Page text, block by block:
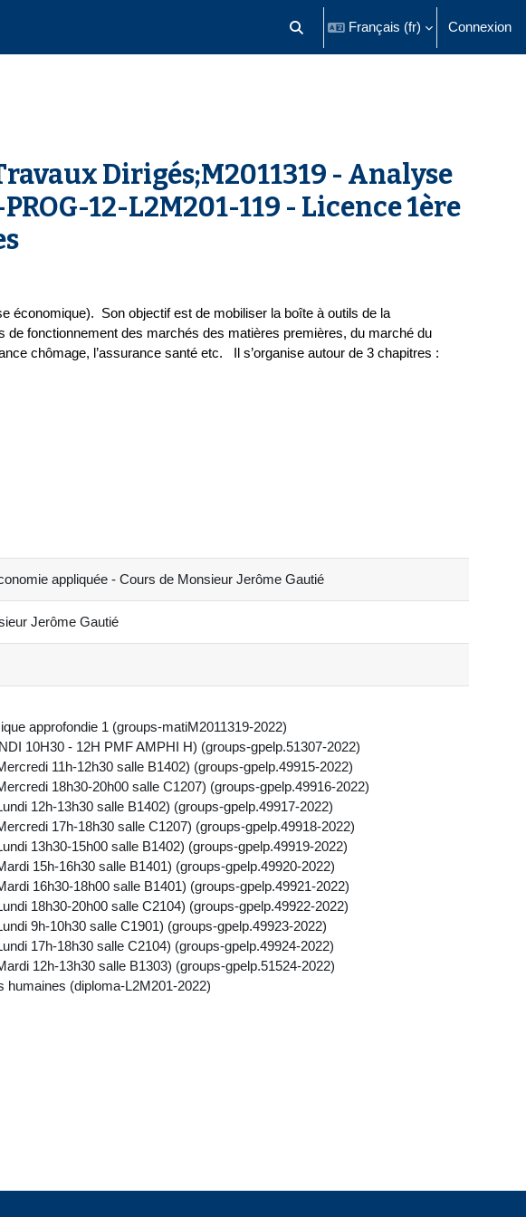
Activer/désactiver la saisie de
Français ‎(fr)‎ Connexion
Dirigés;M2011319 - Analyse
12-L2M201-119 - Licence 1ère
économique). Son objectif est de mobiliser la boîte à outils de la
fonctionnement des marchés des matières premières, du marché du
chômage, l’assurance santé etc. Il s’organise autour de 3 chapitres :
appliquée - Cours de Monsieur Jerôme Gautié
Jerôme Gautié
approfondie 1 (groups-matiM2011319-2022)
10H30 - 12H PMF AMPHI H) (groups-gpelp.51307-2022)
11h-12h30 salle B1402) (groups-gpelp.49915-2022)
18h30-20h00 salle C1207) (groups-gpelp.49916-2022)
12h-13h30 salle B1402) (groups-gpelp.49917-2022)
17h-18h30 salle C1207) (groups-gpelp.49918-2022)
13h30-15h00 salle B1402) (groups-gpelp.49919-2022)
15h-16h30 salle B1401) (groups-gpelp.49920-2022)
16h30-18h00 salle B1401) (groups-gpelp.49921-2022)
18h30-20h00 salle C2104) (groups-gpelp.49922-2022)
9h-10h30 salle C1901) (groups-gpelp.49923-2022)
17h-18h30 salle C2104) (groups-gpelp.49924-2022)
12h-13h30 salle B1303) (groups-gpelp.51524-2022)
(diploma-L2M201-2022)